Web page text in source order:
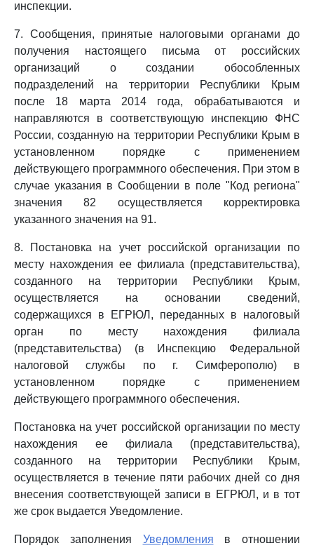
инспекции.
7. Сообщения, принятые налоговыми органами до
получения настоящего письма от российских
организаций о создании обособленных
подразделений на территории Республики Крым
после 18 марта 2014 года, обрабатываются и
направляются в соответствующую инспекцию ФНС
России, созданную на территории Республики Крым в
установленном порядке с применением
действующего программного обеспечения. При этом в
случае указания в Сообщении в поле "Код региона"
значения 82 осуществляется корректировка
указанного значения на 91.
8. Постановка на учет российской организации по
месту нахождения ее филиала (представительства),
созданного на территории Республики Крым,
осуществляется на основании сведений,
содержащихся в ЕГРЮЛ, переданных в налоговый
орган по месту нахождения филиала
(представительства) (в Инспекцию Федеральной
налоговой службы по г. Симферополю) в
установленном порядке с применением
действующего программного обеспечения.
Постановка на учет российской организации по месту
нахождения ее филиала (представительства),
созданного на территории Республики Крым,
осуществляется в течение пяти рабочих дней со дня
внесения соответствующей записи в ЕГРЮЛ, и в тот
же срок выдается Уведомление.
Порядок заполнения Уведомления в отношении